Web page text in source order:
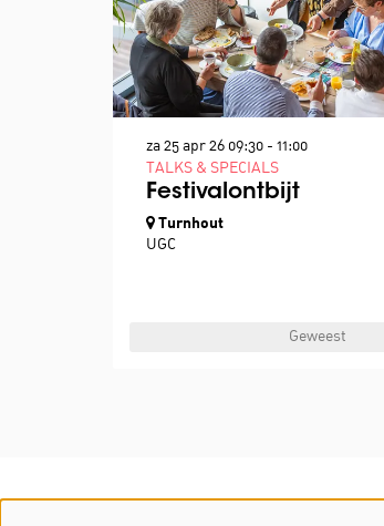
Festivalontbijt
TALKS & SPECIALS
za 25 apr 26 09:30 - 11:00
Turnhout
UGC
Geweest